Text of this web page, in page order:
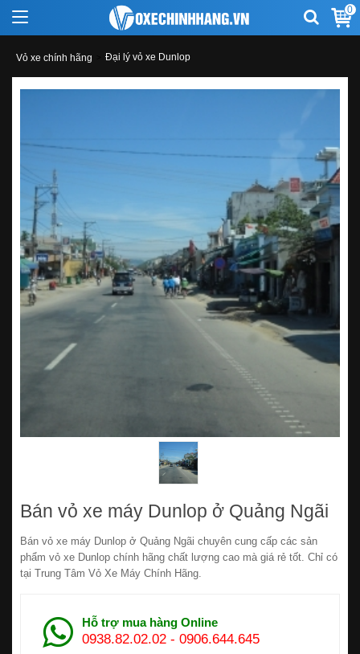
0
Vỏ xe chính hãng Đại lý vỏ xe Dunlop
Bán vỏ xe máy Dunlop ở Quảng Ngãi
Bán vỏ xe máy Dunlop ở Quảng Ngãi chuyên cung cấp các sản
phẩm vỏ xe Dunlop chính hãng chất lượng cao mà giá rẻ tốt. Chỉ có
tại Trung Tâm Vỏ Xe Máy Chính Hãng.
Hỗ trợ mua hàng Online
0938.82.02.02 - 0906.644.645